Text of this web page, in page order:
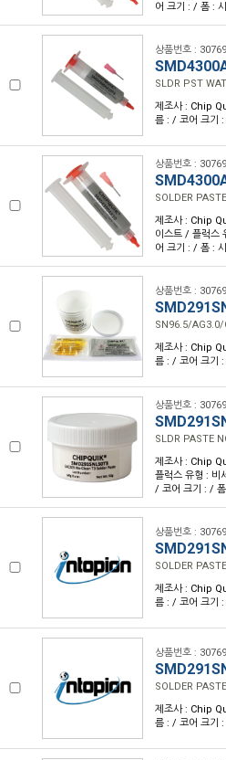
어 크기 : / 폼 :
상품번호 :
SLDR PST
제조사 : Chip
름 : / 코어 크기
상품번호 :
SOLDER
제조사 : Chip
이스트 / 플럭스
어 크기 : / 폼 :
상품번호 :
SN96.5/AG3.0/
제조사 : Chip
름 : / 코어 크기
상품번호 :
SLDR PASTE
제조사 : Chip
플럭스 유형 :
/ 코어 크기 : /
상품번호 :
SOLDER
제조사 : Chip
름 : / 코어 크기
상품번호 :
SOLDER
제조사 : Chip
름 : / 코어 크기